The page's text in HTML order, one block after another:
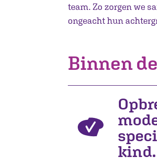
team. Zo zorgen we
ongeacht hun
Binnen
kind.